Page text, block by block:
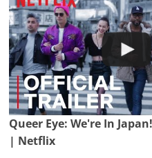
Queer Eye: We're In
| Netflix